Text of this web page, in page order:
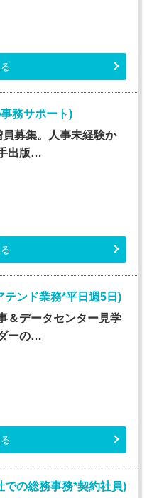
務サポート)
募集。人事未経験か
出版…
テンド業務*平日週5日)
＆データセンター見学
ーの…
での総務事務*契約社員)